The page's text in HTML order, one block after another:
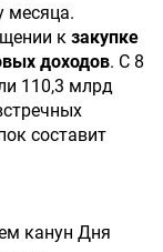
месяца.
к закупке
доходов. С 8
110,3 млрд
составит
канун Дня